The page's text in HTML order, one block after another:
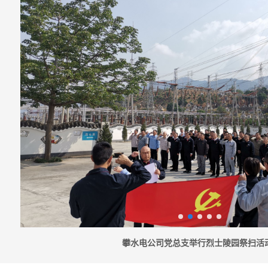
攀水电公司党总支举行烈士陵园祭扫活